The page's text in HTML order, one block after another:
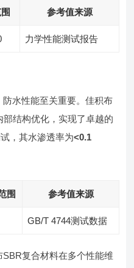
参考值来源
力学性能测试报告
水性能至关重要。佳积布
结构优化，实现了卓越的
，其水渗透率为<0.1
围 参考值来源
GB/T 4744测试数据
复合材料在多个性能维